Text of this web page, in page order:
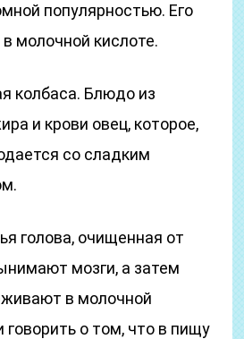
популярностью. Его
молочной кислоте.
колбаса. Блюдо из
и крови овец, которое,
со сладким
голова, очищенная от
мозги, а затем
в молочной
говорить о том, что в пищу